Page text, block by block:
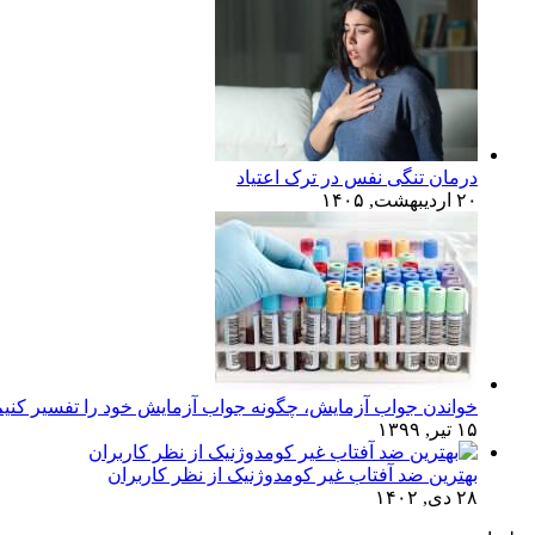
درمان تنگی نفس در ترک اعتیاد
۲۰ اردیبهشت, ۱۴۰۵
خواندن جواب آزمایش، چگونه جواب آزمایش خود را تفسیر
۱۵ تیر, ۱۳۹۹
بهترین ضد آفتاب غیر کومدوژنیک از نظر کاربران
۲۸ دی, ۱۴۰۲